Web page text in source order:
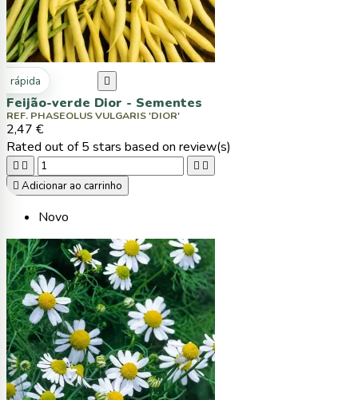
rápida 
Feijão-verde Dior - Sementes
REF. PHASEOLUS VULGARIS 'DIOR'
2,47 €
Rated out of 5 stars based on review(s)
   
 Adicionar ao carrinho
Novo